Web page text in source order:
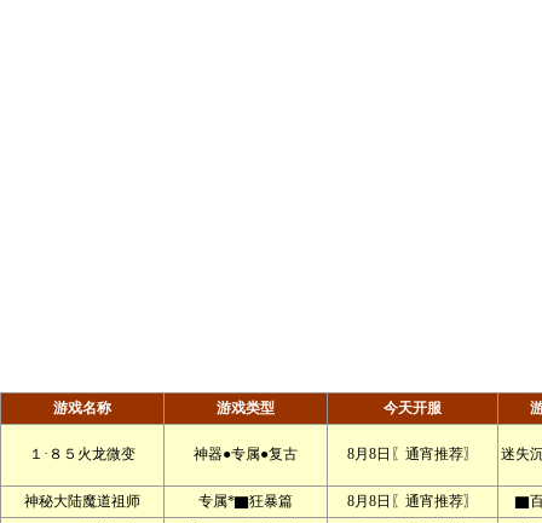
游戏名称 游戏类型 今天开服
１·８５火龙微变 神器●专属●复古 8月8日〖通宵推荐〗 迷失
神秘大陆魔道祖师 专属*▇狂暴篇 8月8日〖通宵推荐〗
▇